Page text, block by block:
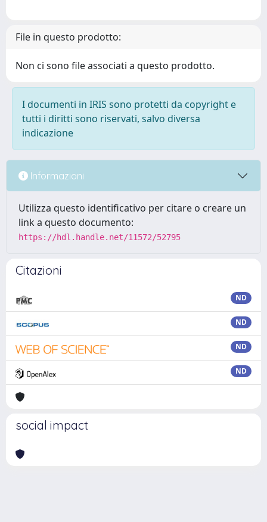
File in questo prodotto:
Non ci sono file associati a questo prodotto.
I documenti in IRIS sono protetti da copyright e
tutti i diritti sono riservati, salvo diversa
indicazione
Informazioni
Utilizza questo identificativo per citare o creare un
link a questo documento:
https://hdl.handle.net/11572/52795
Citazioni
ND
ND
ND
ND
social impact